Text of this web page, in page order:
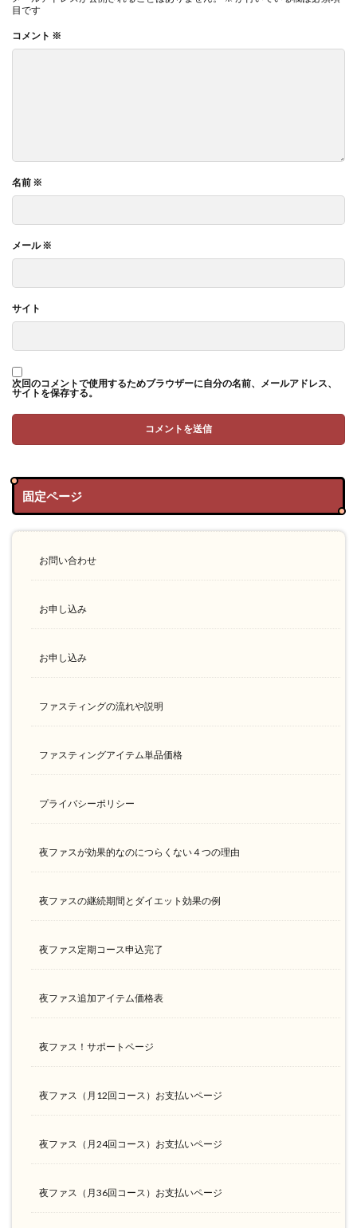
目です
コメント ※
名前 ※
メール※
サイト
次回のコメントで使用するためブラウザーに自分の名前、メールアドレス、
サイトを保存する。
固定ページ
お問い合わせ
お申し込み
お申し込み
ファスティングの流れや説明
ファスティングアイテム単品価格
プライバシーポリシー
夜ファスが効果的なのにつらくない４つの理由
夜ファスの継続期間とダイエット効果の例
夜ファス定期コース申込完了
夜ファス追加アイテム価格表
夜ファス！サポートページ
夜ファス（月12回コース）お支払いページ
夜ファス（月24回コース）お支払いページ
夜ファス（月36回コース）お支払いページ